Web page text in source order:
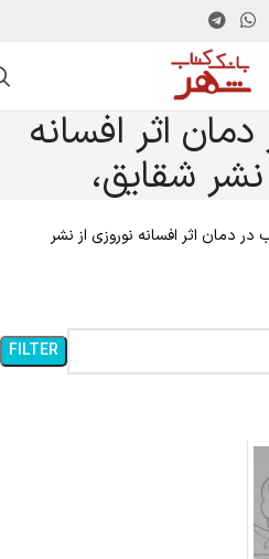
اثر افسانه
نشر شقایق،
دمان اثر افسانه نوروزی از نشر
FILTER